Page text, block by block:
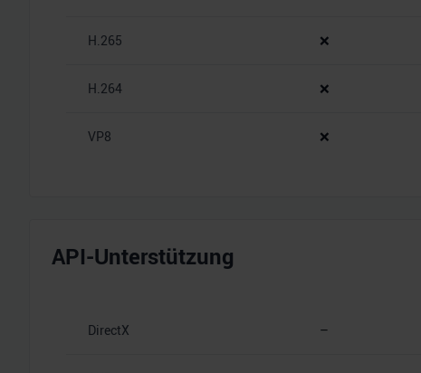
H.265 ❌
H.264 ❌
VP8 ❌
API-Unterstützung
DirectX –